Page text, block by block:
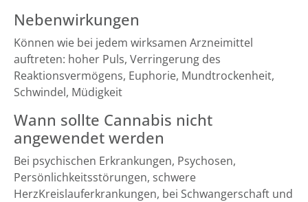
Nebenwirkungen
Können wie bei jedem wirksamen Arzneimittel
auftreten: hoher Puls, Verringerung des
Reaktionsvermögens, Euphorie, Mundtrockenheit,
Schwindel, Müdigkeit
Wann sollte Cannabis nicht
angewendet werden
Bei psychischen Erkrankungen, Psychosen,
Persönlichkeitsstörungen, schwere
HerzKreislauferkrankungen, bei Schwangerschaft und